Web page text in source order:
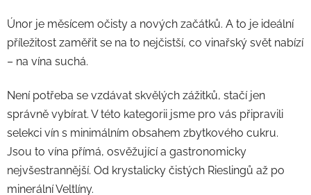
Únor je měsícem očisty a nových začátků. A to je ideální
příležitost zaměřit se na to nejčistší, co vinařský svět nabízí
– na vína suchá.
Není potřeba se vzdávat skvělých zážitků, stačí jen
správně vybírat. V této kategorii jsme pro vás připravili
selekci vín s minimálním obsahem zbytkového cukru.
Jsou to vína přímá, osvěžující a gastronomicky
nejvšestrannější. Od krystalicky čistých Rieslingů až po
minerální Veltlíny.